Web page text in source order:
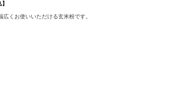
くお使いいただける玄米粉です。